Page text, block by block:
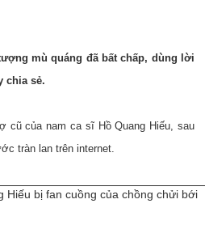
mù quáng đã bất chấp, dùng lời
chia sẻ.
cũ của nam ca sĩ Hồ Quang Hiếu, sau
tràn lan trên internet.